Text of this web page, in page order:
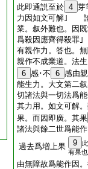
此即通説至於 4 芽
力因如文可解｣ 論
業。叙外難也。因
爲殺因應齊得殺
有親作力。答也。
親作不成業道。法
6 感･不 6 感由
能生力。大文第二
切諸法與一切法爲
其力用。如文可解
果。而因即廣。其果
諸法與餘二世爲能
過去爲増上果
9
有果也
由無障故爲能作因